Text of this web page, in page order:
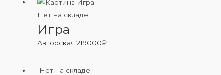
Нет на складе
Игра
Авторская219000₽
Нет на складе